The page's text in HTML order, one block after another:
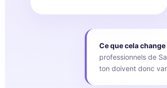
Ce que cela
professionnels de
ton doivent donc